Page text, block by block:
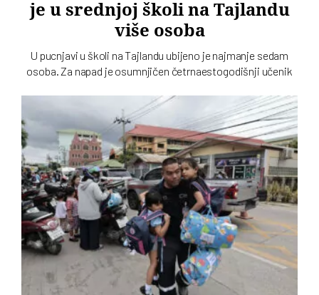
je u srednjoj školi na Tajlandu
više osoba
U pucnjavi u školi na Tajlandu ubijeno je najmanje sedam
osoba. Za napad je osumnjičen četrnaestogodišnji učenik